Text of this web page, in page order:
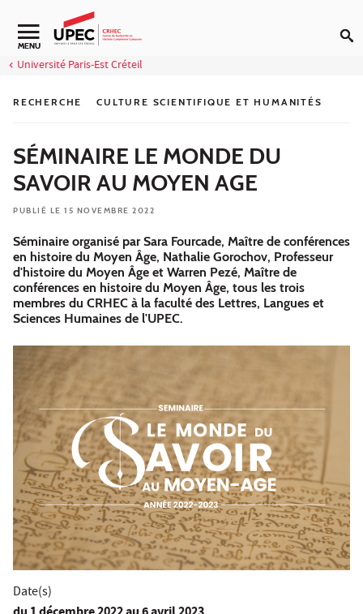
Aller au contenu
Navigation secondaire
MENU
Université Paris-Est Créteil
RECHERCHE CULTURE SCIENTIFIQUE ET HUMANITÉS
SÉMINAIRE LE MONDE DU
SAVOIR AU MOYEN AGE
PUBLIÉ LE 15 NOVEMBRE 2022
Séminaire organisé par Sara Fourcade, Maître de conférences
en histoire du Moyen Âge, Nathalie Gorochov, Professeur
d'histoire du Moyen Âge et Warren Pezé, Maître de
conférences en histoire du Moyen Âge, tous les trois
membres du CRHEC à la faculté des Lettres, Langues et
Sciences Humaines de l'UPEC.
Date(s)